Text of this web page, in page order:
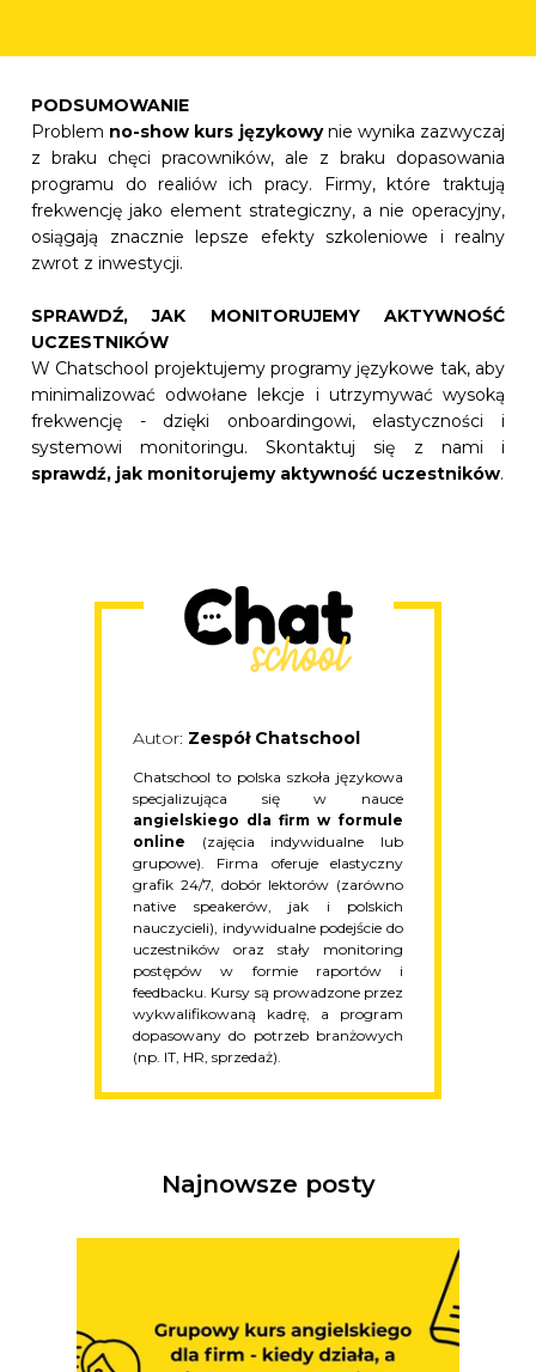
PODSUMOWANIE
Problem no-show kurs językowynie wynika zazwyczaj
z braku chęci pracowników, ale z braku dopasowania
programu do realiów ich pracy. Firmy, które traktują
frekwencję jako element strategiczny, a nie operacyjny,
osiągają znacznie lepsze efekty szkoleniowe i realny
zwrot z inwestycji.
SPRAWDŹ, JAK MONITORUJEMY AKTYWNOŚĆ
UCZESTNIKÓW
W Chatschool projektujemy programy językowe tak, aby
minimalizować odwołane lekcje i utrzymywać wysoką
frekwencję - dzięki onboardingowi, elastyczności i
systemowi monitoringu. Skontaktuj się z nami i
sprawdź, jak monitorujemy aktywność uczestników.
Autor: Zespół Chatschool
Chatschool to polska szkoła językowa
specjalizująca się w nauce
angielskiego dla firm w formule
online (zajęcia indywidualne lub
grupowe). Firma oferuje elastyczny
grafik 24/7, dobór lektorów (zarówno
native speakerów, jak i polskich
nauczycieli), indywidualne podejście do
uczestników oraz stały monitoring
postępów w formie raportów i
feedbacku. Kursy są prowadzone przez
wykwalifikowaną kadrę, a program
dopasowany do potrzeb branżowych
(np. IT, HR, sprzedaż).
Najnowsze posty